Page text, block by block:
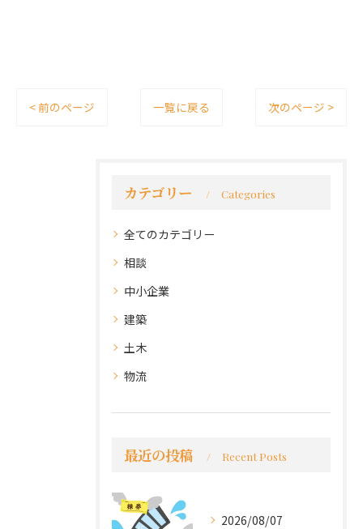
< 前のページ 一覧に戻る 次のページ >
カテゴリー Categories
全てのカテゴリー
相談
中小企業
建築
土木
物流
最近の投稿 Recent Posts
2026/08/07